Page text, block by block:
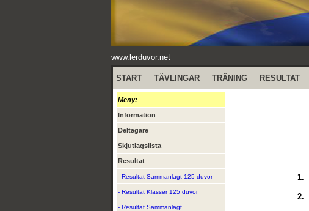
www.lerduvor.net
START TÄVLINGAR TRÄNING RESULTAT
Meny:
Information
Deltagare
Skjutlagslista
Resultat
- Resultat Sammanlagt 125 duvor
- Resultat Klasser 125 duvor
- Resultat Sammanlagt
1.
2.